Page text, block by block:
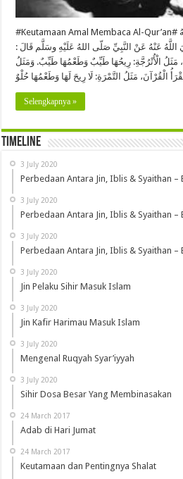
#Keutamaan Amal Membaca Al-Qur’an# عن أَنَسُ بْنُ مَالِكٍ رَضِيَ اللَّهُ عَنْهُ
عَنْهُ عَنْ النَّبِيِّ صَلّى اللهُ عَلَيْهِ وسَلَّم قَالَ :
مَثَلُ الْأُتْرُجَّةِ: رِيحُهَا طَيِّبٌ وَطَعْمُهَا طَيِّبٌ. وَمَثَلُ
Selengkapnya »
Timeline
3 July 2020
Perbedaan Antara Jin, Iblis & Syaithan –
3 July 2020
Perbedaan Antara Jin, Iblis & Syaithan –
3 July 2020
Perbedaan Antara Jin, Iblis & Syaithan –
3 July 2020
Jin Pelaku Sihir Masuk Islam
3 July 2020
Jin Kafir Harimau Masuk Islam
3 July 2020
Mengenal Ruqyah Syar’iyyah
3 July 2020
Sihir Dosa Besar Yang Membinasakan
24 March 2017
Adab di Hari Jumat
24 March 2017
Keutamaan dan Pentingnya Shalat